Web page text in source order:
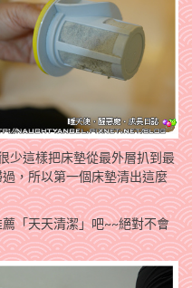
少這樣把床墊從最外層扒到最
，所以第一個床墊清出這麼
「天天清潔」吧~~絕對不會